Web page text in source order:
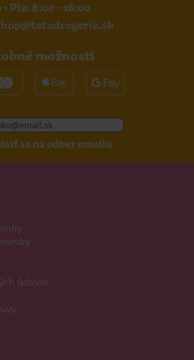
- Pia: 8:00 - 16:00
možnosti
sa na odber emailu
údajov